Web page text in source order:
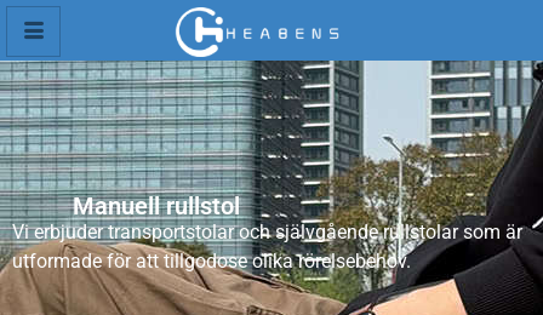
Manuell rullstol
Vi erbjuder transportstolar och självgående rullstolar som är
utformade för att tillgodose olika rörelsebehov.